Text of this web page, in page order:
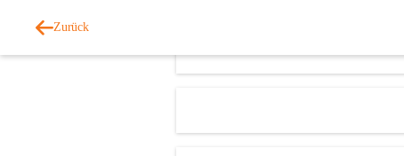
Zurück